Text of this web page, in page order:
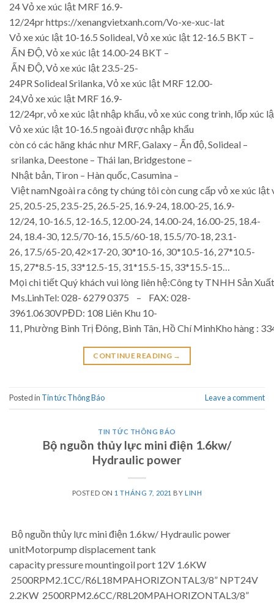
24 Vỏ xe xúc lật MRF 16.9-
12/24pr https://xenangvietxanh.com/Vo-xe-xuc-lat
Vỏ xe xúc lật 10-16.5 Solideal, Vỏ xe xúc lật 12-16.5 BKT –
ẤN ĐỘ, Vỏ xe xúc lật 14.00-24 BKT –
ẤN ĐỘ, Vỏ xe xúc lật 23.5-25-
24PR Solideal Srilanka, Vỏ xe xúc lật MRF 12.00-
24,Vỏ xe xúc lật MRF 16.9-
12/24pr, vỏ xe xúc lật nhập khẩu, vỏ xe xúc cong trình, lốp xúc
Vỏ xe xúc lật 10-16.5 ngoài được nhập khẩu
còn có các hãng khác như MRF, Galaxy – Ấn độ, Solideal –
srilanka, Deestone – Thái lan, Bridgestone –
Nhật bản, Tiron – Hàn quốc, Casumina –
Việt namNgoài ra công ty chúng tôi còn cung cấp vỏ xe xúc
25, 20.5-25, 23.5-25, 26.5-25, 16.9-24, 18.00-25, 16.9-
12/24, 10-16.5, 12-16.5, 12.00-24, 14.00-24, 16.00-25, 18.4-
24, 18.4-30, 12.5/70-16, 15.5/60-18, 15.5/70-18, 23.1-
26, 17.5/65-20, 42×17-20, 30*10-16, 30*10.5-16, 27*10.5-
15, 27*8.5-15, 33*12.5-15, 31*15.5-15, 33*15.5-15…
Mọi chi tiết Quý khách vui lòng liên hệ:Công ty TNHH Sản
Ms.LinhTel: 028- 6279 0375 – FAX: 028-
3961.0630VPĐD: 108 Liên Khu 10-
11, Phường Bình Trị Đông, Bình Tân, Hồ Chí MinhKho hàng
CONTINUE READING →
Posted in Tin tức Thông Báo Leave a comment
TIN TỨC THÔNG BÁO
Bộ nguồn thủy lực mini điện 1.6kw/
Hydraulic power
POSTED ON 1 THÁNG 7, 2021 BY LINH
Bộ nguồn thủy lực mini điện 1.6kw/ Hydraulic power
unitMotorpump displacement tank
capacity pressure mountingoil port 12V 1.6KW
2500RPM2.1CC/R6L18MPAHORIZONTAL3/8” NPT24V
2.2KW 2500RPM2.6CC/R8L20MPAHORIZONTAL3/8”